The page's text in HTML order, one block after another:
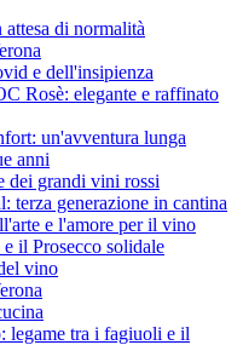
di normalità
e dell'insipienza
Rosè: elegante e raffinato
un'avventura lunga
anni
dei grandi vini rossi
terza generazione in cantina
e l'amore per il vino
il Prosecco solidale
vino
legame tra i fagiuoli e il